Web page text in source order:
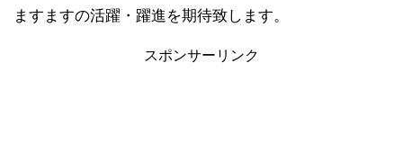
ますますの活躍・躍進を期待致します。
スポンサーリンク